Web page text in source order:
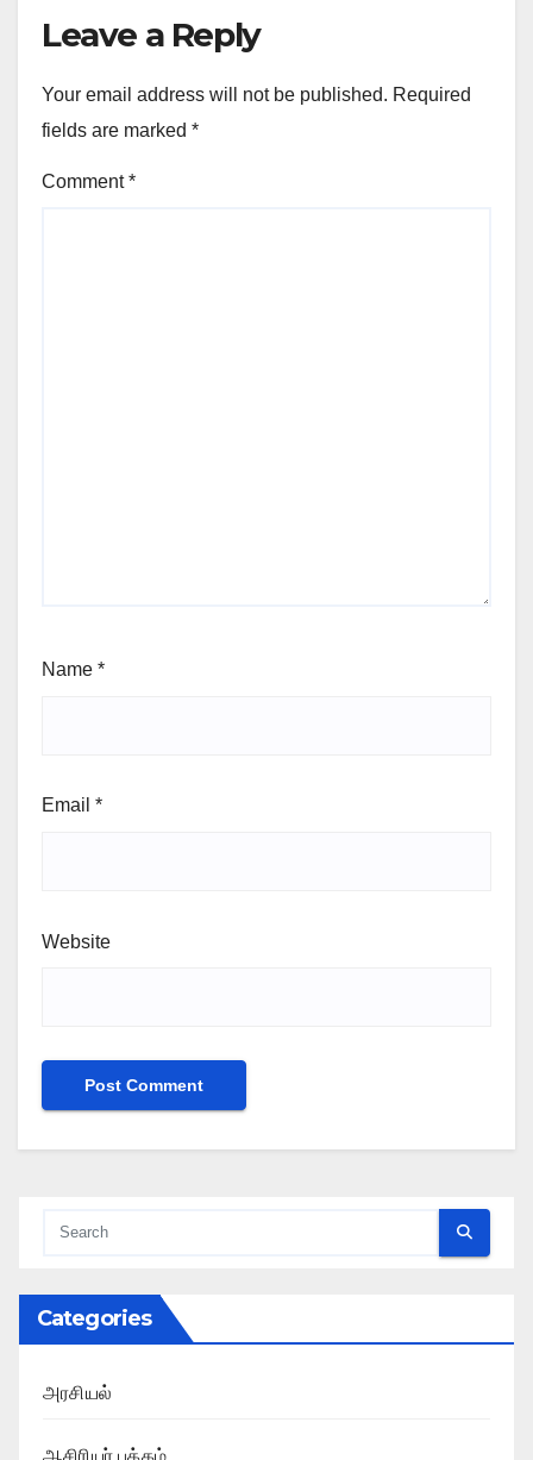
Leave a Reply
Your email address will not be published. Required
fields are marked *
Comment*
Name *
Email *
Website
Categories
அரசியல்
ஆசிரியர் பக்கம்